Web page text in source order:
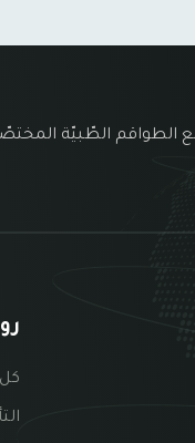
الطواقم الطّبيّة